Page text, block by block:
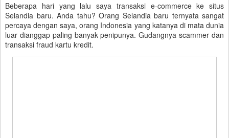
Beberapa hari yang lalu saya transaksi e-commerce ke situs
Selandia baru. Anda tahu? Orang Selandia baru ternyata sangat
percaya dengan saya, orang Indonesia yang katanya di mata dunia
luar dianggap paling banyak penipunya. Gudangnya scammer dan
transaksi fraud kartu kredit.